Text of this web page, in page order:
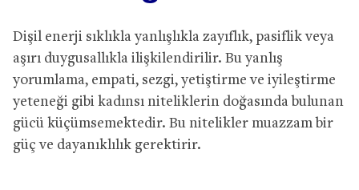
Dişil enerji sıklıkla yanlışlıkla zayıflık, pasiflik veya
aşırı duygusallıkla ilişkilendirilir. Bu yanlış
yorumlama, empati, sezgi, yetiştirme ve iyileştirme
yeteneği gibi kadınsı niteliklerin doğasında bulunan
gücü küçümsemektedir. Bu nitelikler muazzam bir
güç ve dayanıklılık gerektirir.